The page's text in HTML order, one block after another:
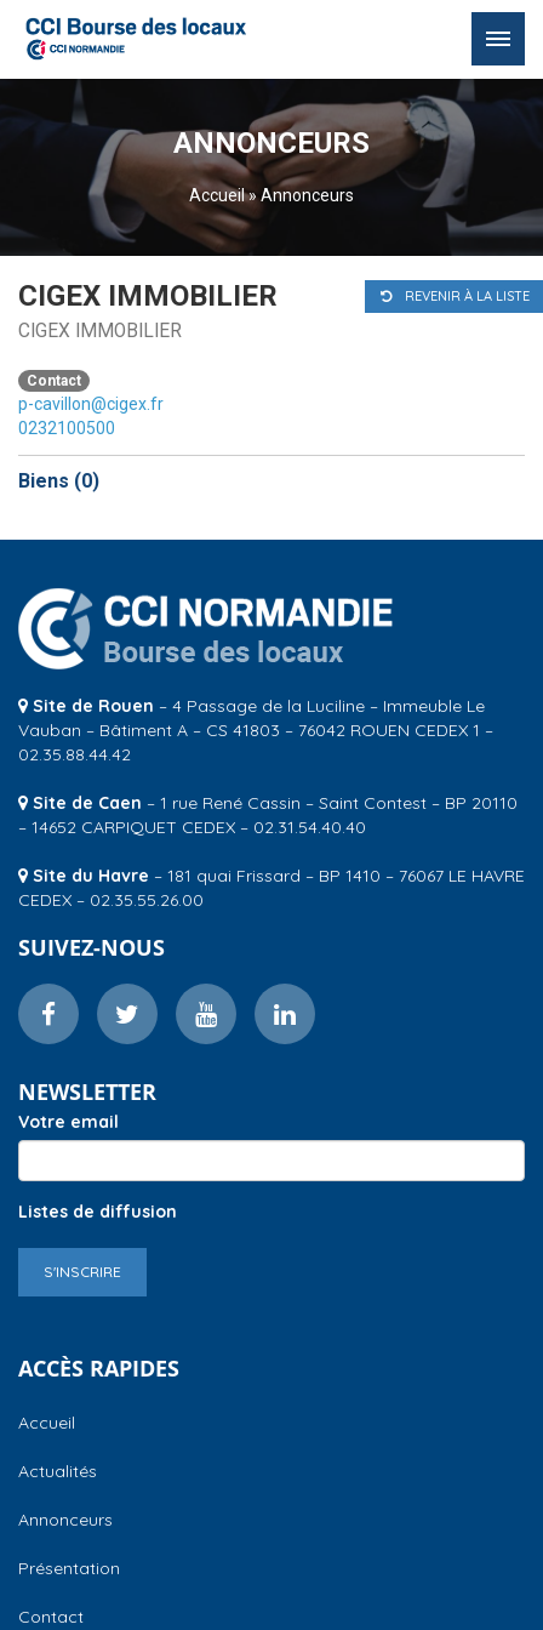
ANNONCEURS
Accueil»Annonceurs
REVENIR À LA LISTE
CIGEX IMMOBILIER
CIGEX IMMOBILIER
Contact
p-cavillon@cigex.fr
0232100500
Biens (0)
Site de Rouen – 4 Passage de la Luciline – Immeuble Le
Vauban – Bâtiment A – CS 41803 – 76042 ROUEN CEDEX 1 –
02.35.88.44.42
Site de Caen – 1 rue René Cassin – Saint Contest – BP 20110
– 14652 CARPIQUET CEDEX – 02.31.54.40.40
Site du Havre – 181 quai Frissard – BP 1410 – 76067 LE HAVRE
CEDEX – 02.35.55.26.00
SUIVEZ-NOUS
NEWSLETTER
Votre email
Listes de diffusion
S'INSCRIRE
ACCÈS RAPIDES
Accueil
Actualités
Annonceurs
Présentation
Contact